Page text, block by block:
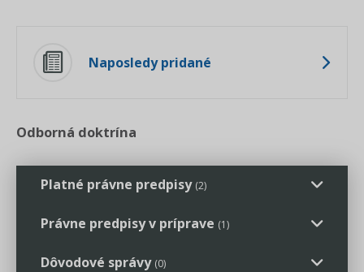
Naposledy pridané
Odborná doktrína
Platné právne predpisy (2)
zákon č. 89/2012 Sb. Občanský zákoník
Právne predpisy v príprave (1)
Správa majetku Zverenecký fond
Dôvodové správy (0)